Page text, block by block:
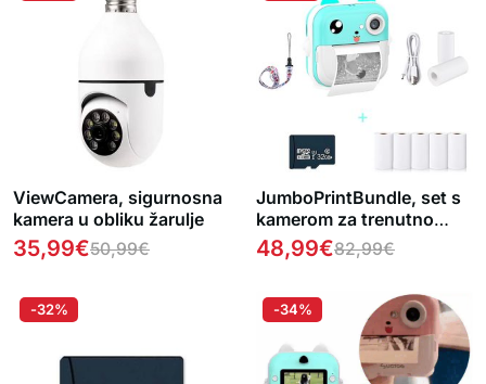
ViewCamera, sigurnosna
kamera u obliku žarulje
35,99€50,99€
JumboPrintBundle, set s
kamerom za trenutno
ispisivanje fotografija, 2 +
5 besplatnih rola papira,
Micro SD kartica
48,99€82,99€
-32% -34%